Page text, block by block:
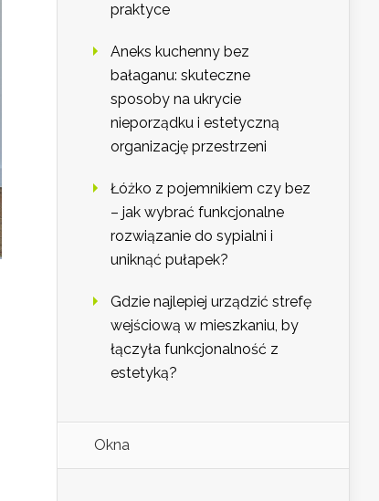
praktyce
Aneks kuchenny bez
bałaganu: skuteczne
sposoby na ukrycie
nieporządku i estetyczną
organizację przestrzeni
Łóżko z pojemnikiem czy bez
– jak wybrać funkcjonalne
rozwiązanie do sypialni i
uniknąć pułapek?
Gdzie najlepiej urządzić strefę
wejściową w mieszkaniu, by
łączyła funkcjonalność z
estetyką?
Okna